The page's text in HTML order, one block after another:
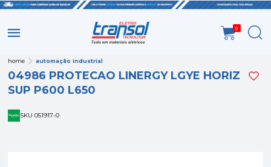
0
home automação industrial
04986 PROTECAO LINERGY LGYE HORIZ
SUP P600 L650
SKU 051917-0